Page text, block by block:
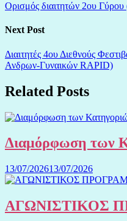
Ορισμός διαιτητών 2ου
Next Post
Διαιτητές 4ου Διεθνούς
Ανδρων-Γυναικών RAPID)
Related Posts
Διαμόρφωση των
13/07/202613/07/2026
ΑΓΩΝΙΣΤΙΚΟΣ